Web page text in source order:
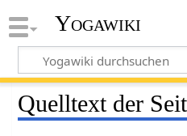
Yogawiki
Quelltext der